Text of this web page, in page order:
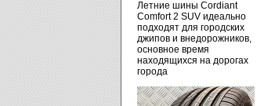
Летние шины Cordiant
Comfort 2 SUV идеально
подходят для городских
джипов и внедорожников,
основное время
находящихся на дорогах
города